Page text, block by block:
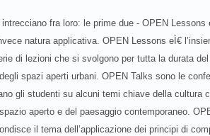
fra loro: le prime due - OPEN Lessons
natura applicativa. OPEN Lessons eÌ€
di lezioni che si svolgono per tutta la durata
spazi aperti urbani. OPEN Talks sono le
gli studenti su alcuni temi chiave della cultura
aperto e del paesaggio contemporaneo.
il tema dell’applicazione dei principi di